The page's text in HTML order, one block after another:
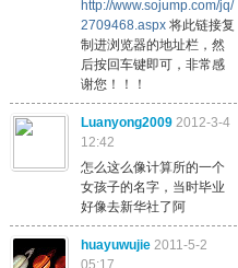
http://www.sojump.com/jq/
2709468.aspx 将此链接复
制进浏览器的地址栏，然
后按回车键即可，非常感
谢您！！！
Luanyong2009 2012-3-4
12:42
怎么这么像计算所的一个
女孩子的名字，当时毕业
好像去新华社了阿
huayuwujie 2011-5-2
05:17